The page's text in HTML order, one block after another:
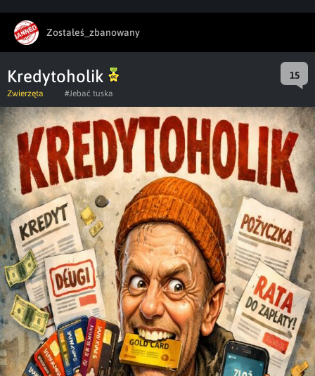
Zostałeś_zbanowany
Kredytoholik 15
Zwierzęta #Jebać tuska